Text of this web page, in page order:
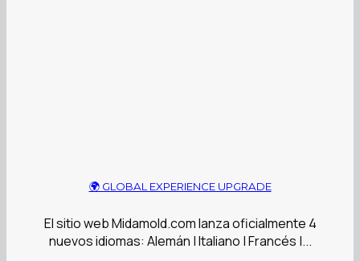
🌍 GLOBAL EXPERIENCE UPGRADE
El sitio web Midamold.com lanza oficialmente 4
nuevos idiomas: Alemán | Italiano | Francés |...